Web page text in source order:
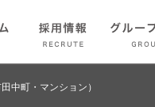
中町・マンション）